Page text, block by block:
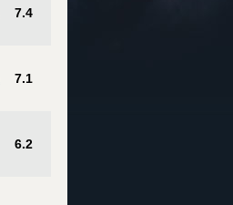
7.4
7.1
6.2